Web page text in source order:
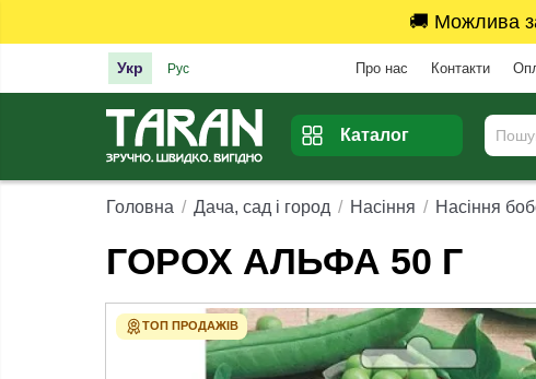
🚚 Можлива
Укр Рус Про нас Контакти
Каталог
Головна Дача, сад і город Насіння Насіння
ГОРОХ АЛЬФА 50 Г
ТОП ПРОДАЖІВ